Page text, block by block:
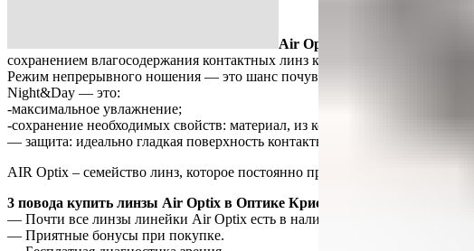
Air Optix Night&Day —
это
сохранением влагосодержания контактных линз как днем, так и ночью,
Режим непрерывного ношения — это шанс почувствовать себя
Night&Day — это:
-максимальное увлажнение;
-сохранение необходимых свойств: материал, из которых сделаны линзы
— защита: идеально гладкая поверхность контактных линз препятствует
AIR Optix – семейство линз, которое постоянно прогрессирует для
3 повода купить линзы Air Optix в Оптике Кристалл:
— Почти все линзы линейки Air Optix есть в наличии( астигматические и
— Приятные бонусы при покупке.